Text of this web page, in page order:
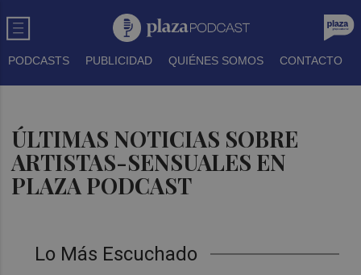
PODCASTS PUBLICIDAD QUIÉNES SOMOS CONTACTO
ÚLTIMAS NOTICIAS SOBRE
ARTISTAS-SENSUALES EN
PLAZA PODCAST
Lo Más Escuchado